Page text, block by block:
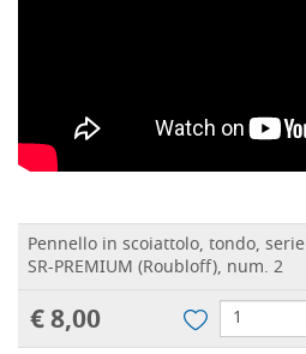
Pennello in scoiattolo, tondo, serie
SR-PREMIUM (Roubloff), num. 2
€ 8,00